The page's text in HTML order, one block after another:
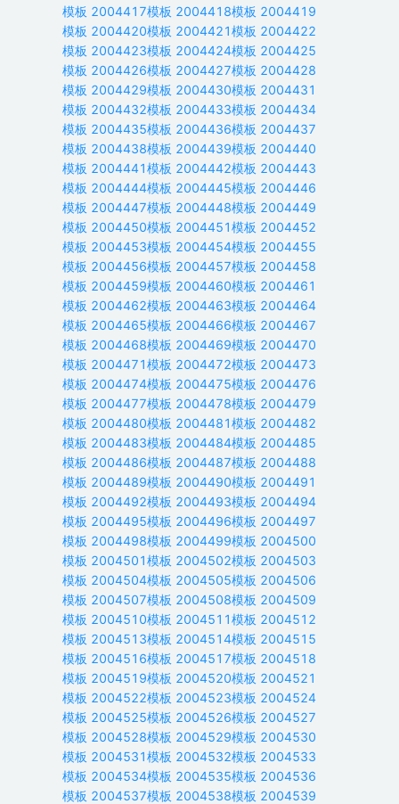
模板 2004417模板 2004418模板 2004419
模板 2004420模板 2004421模板 2004422
模板 2004423模板 2004424模板 2004425
模板 2004426模板 2004427模板 2004428
模板 2004429模板 2004430模板 2004431
模板 2004432模板 2004433模板 2004434
模板 2004435模板 2004436模板 2004437
模板 2004438模板 2004439模板 2004440
模板 2004441模板 2004442模板 2004443
模板 2004444模板 2004445模板 2004446
模板 2004447模板 2004448模板 2004449
模板 2004450模板 2004451模板 2004452
模板 2004453模板 2004454模板 2004455
模板 2004456模板 2004457模板 2004458
模板 2004459模板 2004460模板 2004461
模板 2004462模板 2004463模板 2004464
模板 2004465模板 2004466模板 2004467
模板 2004468模板 2004469模板 2004470
模板 2004471模板 2004472模板 2004473
模板 2004474模板 2004475模板 2004476
模板 2004477模板 2004478模板 2004479
模板 2004480模板 2004481模板 2004482
模板 2004483模板 2004484模板 2004485
模板 2004486模板 2004487模板 2004488
模板 2004489模板 2004490模板 2004491
模板 2004492模板 2004493模板 2004494
模板 2004495模板 2004496模板 2004497
模板 2004498模板 2004499模板 2004500
模板 2004501模板 2004502模板 2004503
模板 2004504模板 2004505模板 2004506
模板 2004507模板 2004508模板 2004509
模板 2004510模板 2004511模板 2004512
模板 2004513模板 2004514模板 2004515
模板 2004516模板 2004517模板 2004518
模板 2004519模板 2004520模板 2004521
模板 2004522模板 2004523模板 2004524
模板 2004525模板 2004526模板 2004527
模板 2004528模板 2004529模板 2004530
模板 2004531模板 2004532模板 2004533
模板 2004534模板 2004535模板 2004536
模板 2004537模板 2004538模板 2004539